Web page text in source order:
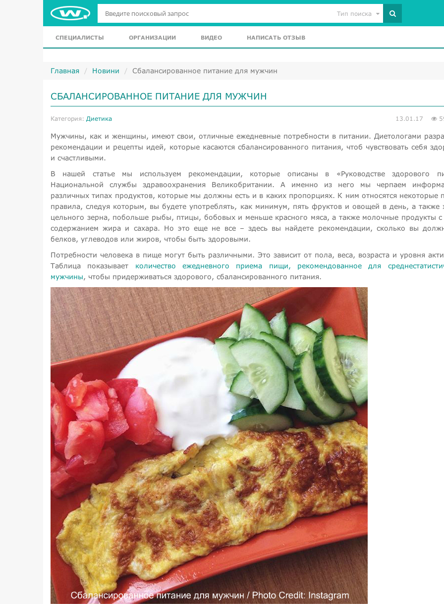
Тип поиска
СПЕЦИАЛИСТЫ ОРГАНИЗАЦИИ ВИДЕО НАПИСАТЬ ОТЗЫВ
Главная Новини Сбалансированное питание для мужчин
СБАЛАНСИРОВАННОЕ ПИТАНИЕ ДЛЯ МУЖЧИН
Категория: Диетика 13.01.17
Мужчины, как и женщины, имеют свои, отличные ежедневные потребности в питании. Диетологами
рекомендации и рецепты идей, которые касаются сбалансированного питания, чтоб чувствовать себя
и счастливыми.
В нашей статье мы используем рекомендации, которые описаны в «Руководстве здорового
Национальной службы здравоохранения Великобритании. А именно из него мы черпаем
различных типах продуктов, которые мы должны есть и в каких пропорциях. К ним относятся некоторые
правила, следуя которым, вы будете употреблять, как минимум, пять фруктов и овощей в день, а также
цельного зерна, побольше рыбы, птицы, бобовых и меньше красного мяса, а также молочные продукты с
содержанием жира и сахара. Но это еще не все – здесь вы найдете рекомендации, сколько вы
белков, углеводов или жиров, чтобы быть здоровыми.
Потребности человека в пище могут быть различными. Это зависит от пола, веса, возраста и уровня
Таблица показывает количество ежедневного приема пищи, рекомендованное для
мужчины, чтобы придерживаться здорового, сбалансированного питания.